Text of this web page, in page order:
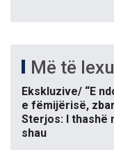
Më të
Ekskluzive/ “E
e fëmijërisë,
Sterjos: I thashë
shau